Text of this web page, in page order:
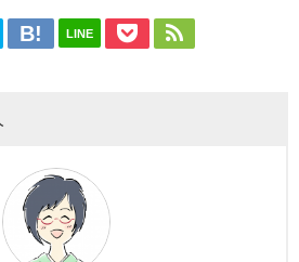
LINE